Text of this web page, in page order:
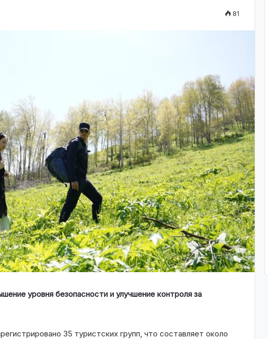
81
уровня безопасности и улучшение контроля за
35 туристских групп, что составляет около